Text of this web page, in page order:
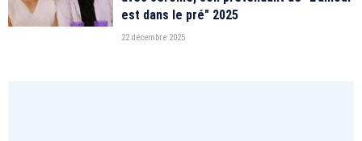
est dans le pré" 2025
22 décembre 2025